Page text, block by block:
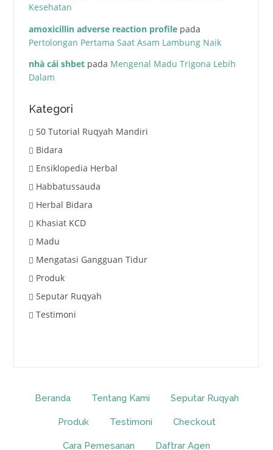
Kesehatan
amoxicillin adverse reaction profilepada
Pertolongan Pertama Saat Asam Lambung Naik
nhà cái shbetpada Mengenal Madu Trigona Lebih
Dalam
Kategori
50 Tutorial Ruqyah Mandiri
Bidara
Ensiklopedia Herbal
Habbatussauda
Herbal Bidara
Khasiat KCD
Madu
Mengatasi Gangguan Tidur
Produk
Seputar Ruqyah
Testimoni
Beranda Tentang Kami Seputar Ruqyah
Produk Testimoni Checkout
Cara Pemesanan Daftrar Agen